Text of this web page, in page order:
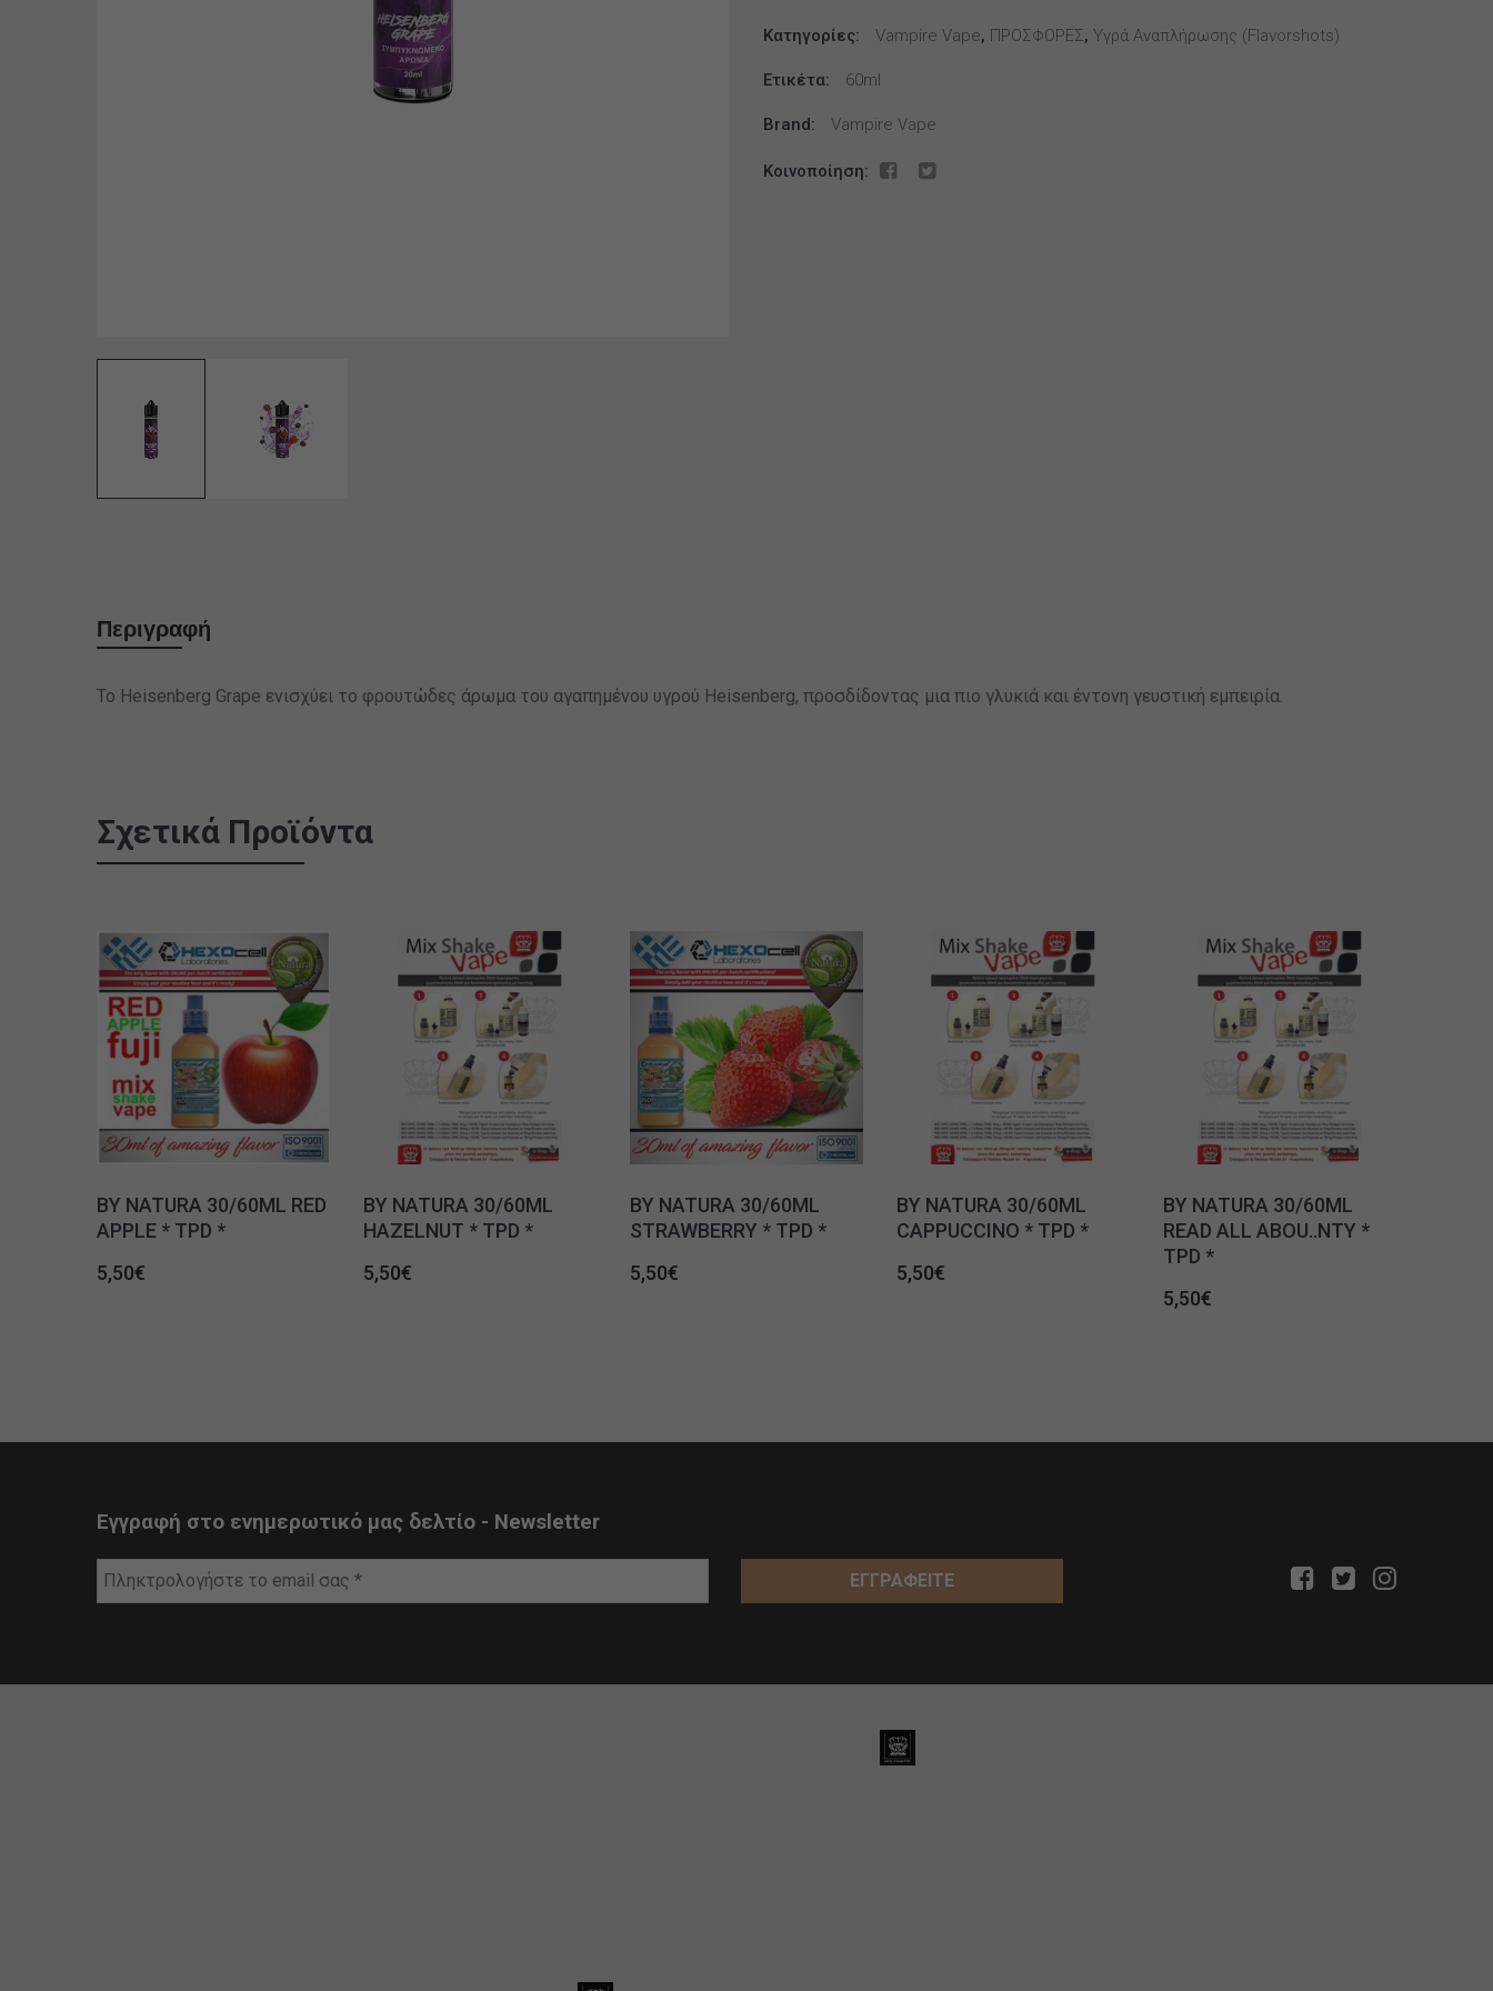
shot
ποσότητα
Κατηγορίες: Vampire Vape, ΠΡΟΣΦΟΡΕΣ, Υγρά Αναπλήρωσης (flavorshots)
Ετικέτα: 60ml
Brand: Vampire Vape
Κοινοποίηση:
Περιγραφή
Το Heisenberg Grape ενισχύει το φρουτώδες άρωμα του αγαπημένου υγρού Heisenberg, προσδίδοντας μια πιο γλυκιά και έντονη γευστική εμπειρία.
Σχετικά Προϊόντα
BY NATURA 30/60ML RED
APPLE * TPD *
5,50€
BY NATURA 30/60ML
HAZELNUT * TPD *
5,50€
BY NATURA 30/60ML
STRAWBERRY * TPD *
5,50€
BY NATURA 30/60ML
CAPPUCCINO * TPD *
5,50€
BY NATURA 30/60ML
READ ALL ABOU..NTY *
TPD *
5,50€
Εγγραφή στο ενημερωτικό μας δελτίο - Newsletter